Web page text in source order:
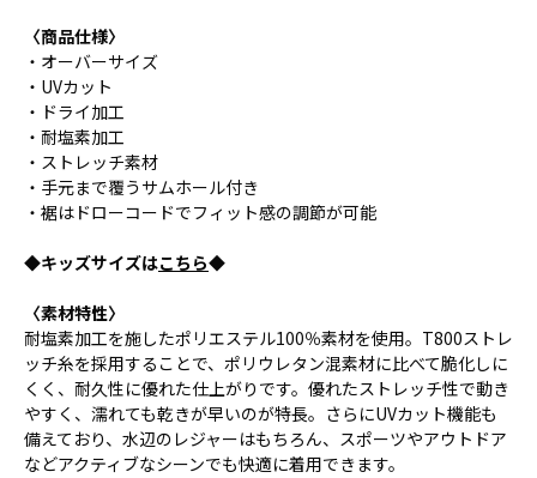
〈商品仕様〉
・オーバーサイズ
・UVカット
・ドライ加工
・耐塩素加工
・ストレッチ素材
・手元まで覆うサムホール付き
・裾はドローコードでフィット感の調節が可能
◆キッズサイズはこちら◆
〈素材特性〉
耐塩素加工を施したポリエステル100％素材を使用。T800ストレ
ッチ糸を採用することで、ポリウレタン混素材に比べて脆化しに
くく、耐久性に優れた仕上がりです。優れたストレッチ性で動き
やすく、濡れても乾きが早いのが特長。さらにUVカット機能も
備えており、水辺のレジャーはもちろん、スポーツやアウトドア
などアクティブなシーンでも快適に着用できます。